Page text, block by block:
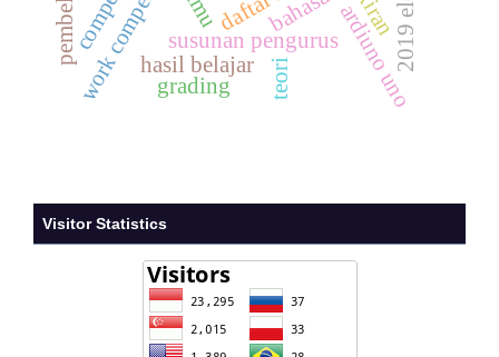
susunan pengurus
teori ardiuno uno
hasil belajar
grading
Visitor Statistics